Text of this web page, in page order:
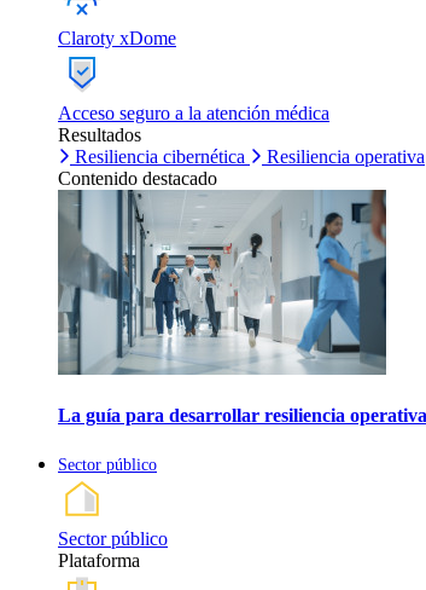
Claroty xDome
Acceso seguro a la atención médica
Resultados
Resiliencia cibernética
Resiliencia operativa
Contenido destacado
La guía para desarrollar resiliencia
Sector público
Sector público
Plataforma